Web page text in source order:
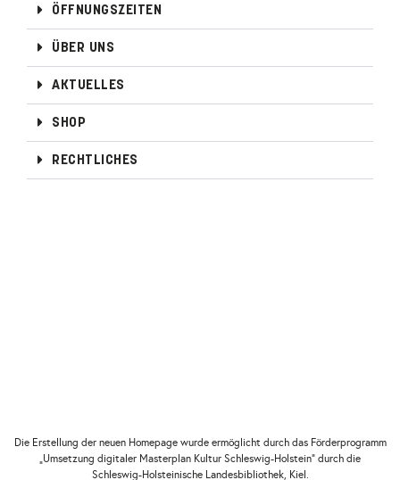
ÖFFNUNGSZEITEN
ÜBER UNS
AKTUELLES
SHOP
RECHTLICHES
Die Erstellung der neuen Homepage wurde ermöglicht durch das Förderprogramm
„Umsetzung digitaler Masterplan Kultur Schleswig-Holstein“ durch die
Schleswig-Holsteinische Landesbibliothek, Kiel.